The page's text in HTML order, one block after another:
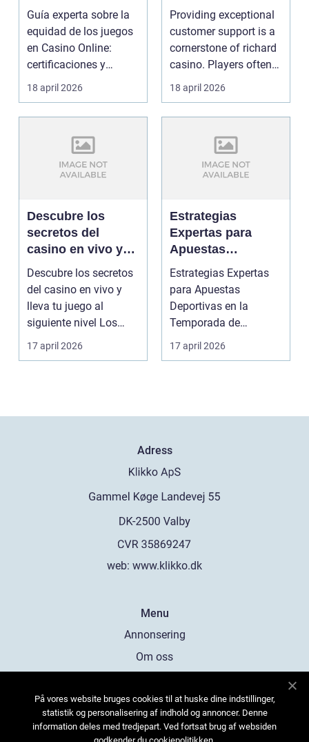
Online:
certificaciones y
auditorías que
garantizan
Guía experta sobre la
equidad de los juegos
en Casino Online:
certificaciones y
auditorías que garan...
18 april 2026
Through Live Chat
and Email
Providing exceptional
customer support is a
cornerstone of richard
casino. Players often
encounter q...
18 april 2026
Descubre los
secretos del
casino en vivo y
lleva tu juego al
siguiente nivel
Descubre los secretos
del casino en vivo y
lleva tu juego al
siguiente nivel Los
juegos en vivo s...
17 april 2026
Estrategias
Expertas para
Apuestas
Deportivas en la
Temporada de
Playoffs con
Casino Online
Estrategias Expertas
para Apuestas
Deportivas en la
Temporada de
Playoffs con Casino
17 april 2026
Adress
web: www.klikko.dk
Menu
Annonsering
Om oss
Kontakta oss
Sitemap
På vores website bruges cookies til at huske dine indstillinger,
statistik og personalisering af indhold og annoncer. Denne
information deles med tredjepart. Ved fortsat brug af websiden